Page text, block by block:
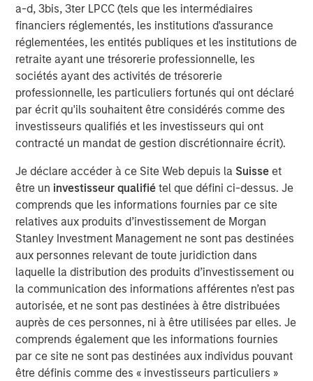
a-d, 3bis, 3ter LPCC (tels que les intermédiaires
financiers réglementés, les institutions d'assurance
réglementées, les entités publiques et les institutions de
retraite ayant une trésorerie professionnelle, les
sociétés ayant des activités de trésorerie
professionnelle, les particuliers fortunés qui ont déclaré
par écrit qu'ils souhaitent être considérés comme des
investisseurs qualifiés et les investisseurs qui ont
contracté un mandat de gestion discrétionnaire écrit).
Je déclare accéder à ce Site Web depuis la Suisse et
être un investisseur qualifiétel que défini ci-dessus. Je
comprends que les informations fournies par ce site
relatives aux produits d’investissement de Morgan
Stanley Investment Management ne sont pas destinées
aux personnes relevant de toute juridiction dans
laquelle la distribution des produits d’investissement ou
la communication des informations afférentes n’est pas
autorisée, et ne sont pas destinées à être distribuées
auprès de ces personnes, ni à être utilisées par elles. Je
comprends également que les informations fournies
par ce site ne sont pas destinées aux individus pouvant
être définis comme des « investisseurs particuliers »
Morgan Stanley introduces Diversity Playbook for
Asset Owners to help drive change
New York- October 20, 2021
According to a new report and survey released by
Morgan Stanley, while a large majority of pension funds
say incorporating gender and racial diversity into
investment decisions can be financially beneficial, more
than half of asset owners broadly say they believe they
must choose between financial gains and a diversity-
based approach. This disparity suggests that many asset
owners remain sceptical of the financial ROI of diversity,
with the exception of public pension funds who are
setting the standard for action, according to the survey
data.
To better understand how asset owners incorporate
diversity into their investment priorities and selection of
external managers, Morgan Stanley conducted an
inaugural poll of large U.S. asset owners and facilitated
supplemental interviews with senior leaders of pension
funds.1